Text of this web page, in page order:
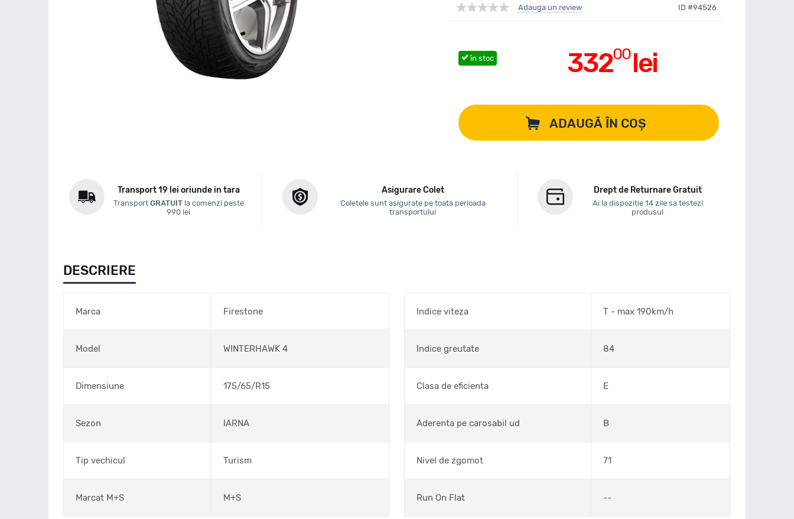
Adauga un review ID #94526
33200lei
în stoc
ADAUGĂ ÎN COȘ
Transport 19 lei oriunde in tara
Transport GRATUITla comenzi peste
990 lei
Asigurare Colet
Coletele sunt asigurate pe toata perioada
transportului
Drept de Returnare Gratuit
Ai la dispozitie 14 zile sa testezi
produsul
DESCRIERE
Marca Firestone
Model WINTERHAWK 4
Dimensiune 175/65/R15
Sezon IARNA
Tip vechicul Turism
Marcat M+S M+S
Indice viteza T - max 190km/h
Indice greutate 84
Clasa de eficienta E
Aderenta pe carosabil ud B
Nivel de zgomot 71
Run On Flat --